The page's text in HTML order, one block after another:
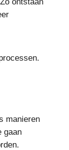
manieren
gaan